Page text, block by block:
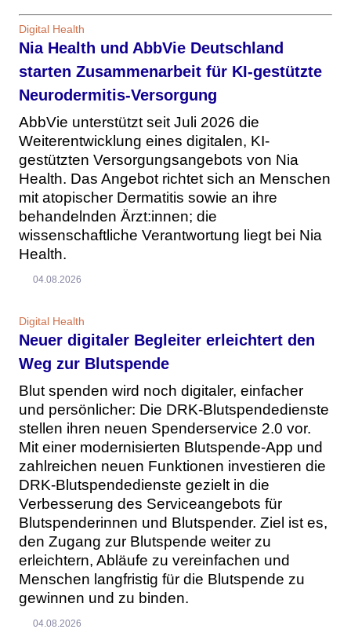
Digital Health
Nia Health und AbbVie Deutschland
starten Zusammenarbeit für KI-gestützte
Neurodermitis-Versorgung
AbbVie unterstützt seit Juli 2026 die
Weiterentwicklung eines digitalen, KI-
gestützten Versorgungsangebots von Nia
Health. Das Angebot richtet sich an Menschen
mit atopischer Dermatitis sowie an ihre
behandelnden Ärzt:innen; die
wissenschaftliche Verantwortung liegt bei Nia
Health.
04.08.2026
Digital Health
Neuer digitaler Begleiter erleichtert den
Weg zur Blutspende
Blut spenden wird noch digitaler, einfacher
und persönlicher: Die DRK-Blutspendedienste
stellen ihren neuen Spenderservice 2.0 vor.
Mit einer modernisierten Blutspende-App und
zahlreichen neuen Funktionen investieren die
DRK-Blutspendedienste gezielt in die
Verbesserung des Serviceangebots für
Blutspenderinnen und Blutspender. Ziel ist es,
den Zugang zur Blutspende weiter zu
erleichtern, Abläufe zu vereinfachen und
Menschen langfristig für die Blutspende zu
gewinnen und zu binden.
04.08.2026